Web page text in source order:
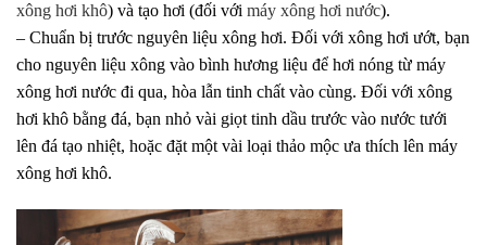
xông hơi khô) và tạo hơi (đối với máy xông hơi nước).
– Chuẩn bị trước nguyên liệu xông hơi. Đối với xông hơi ướt, bạn
cho nguyên liệu xông vào bình hương liệu để hơi nóng từ máy
xông hơi nước đi qua, hòa lẫn tinh chất vào cùng. Đối với xông
hơi khô bằng đá, bạn nhỏ vài giọt tinh dầu trước vào nước tưới
lên đá tạo nhiệt, hoặc đặt một vài loại thảo mộc ưa thích lên máy
xông hơi khô.